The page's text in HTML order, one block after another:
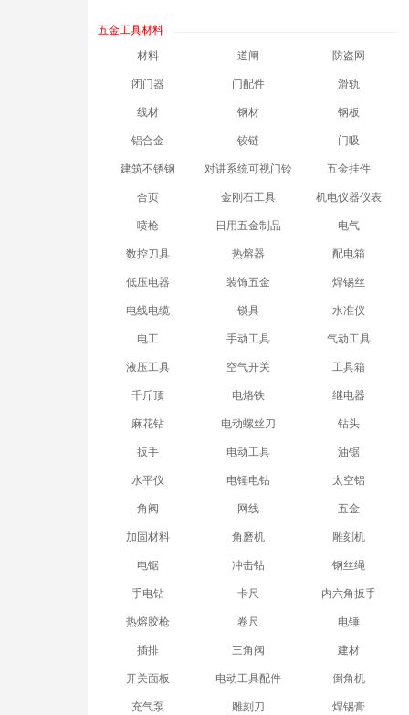
五金工具材料
材料 道闸 防盗网
闭门器 门配件 滑轨
线材 钢材 钢板
铝合金 铰链 门吸
建筑不锈钢 对讲系统可视门铃 五金挂件
合页 金刚石工具 机电仪器仪表
喷枪 日用五金制品 电气
数控刀具 热熔器 配电箱
低压电器 装饰五金 焊锡丝
电线电缆 锁具 水准仪
电工 手动工具 气动工具
液压工具 空气开关 工具箱
千斤顶 电烙铁 继电器
麻花钻 电动螺丝刀 钻头
扳手 电动工具 油锯
水平仪 电锤电钻 太空铝
角阀 网线 五金
加固材料 角磨机 雕刻机
电锯 冲击钻 钢丝绳
手电钻 卡尺 内六角扳手
热熔胶枪 卷尺 电锤
插排 三角阀 建材
开关面板 电动工具配件 倒角机
充气泵 雕刻刀 焊锡膏